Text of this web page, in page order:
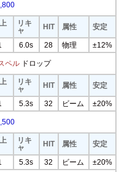
リキ
ャ
HIT 属性 安定
6.0s 28 物理 ±12%
ペルドロップ
リキ
ャ
HIT 属性 安定
5.3s 32 ビーム ±20%
リキ
ャ
HIT 属性 安定
5.3s 32 ビーム ±20%